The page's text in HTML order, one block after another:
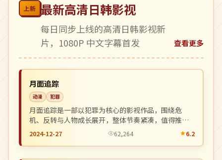
上新 最新高清日韩影视
每日同步上线的高清日韩影视新
片，1080P 中文字幕首发
查看更多
中国
杜比
月面追踪
动漫 犯罪
月面追踪是一部以犯罪为核心的影视作品，围绕危
机、反转与人物成长展开，整体节奏紧凑，值得推荐
观看。
2024-12-27 62,264 6.2